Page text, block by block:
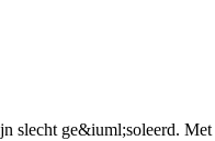
slecht ge&iuml;soleerd.